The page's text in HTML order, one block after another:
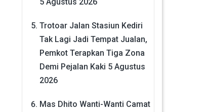
Trotoar Jalan Stasiun Kediri
Tak Lagi Jadi Tempat Jualan,
Pemkot Terapkan Tiga Zona
Demi Pejalan Kaki 5 Agustus
2026
Mas Dhito Wanti-Wanti Camat